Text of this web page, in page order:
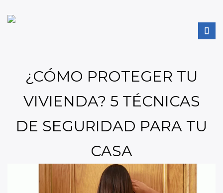
¿CÓMO PROTEGER TU
VIVIENDA? 5 TÉCNICAS
DE SEGURIDAD PARA TU
CASA